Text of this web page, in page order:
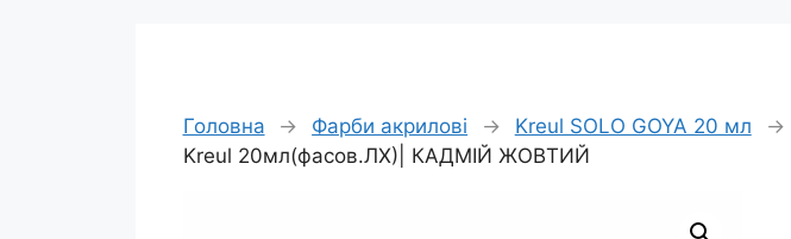
Головна → Фарби акрилові → Kreul SOLO GOYA 20 мл →
Kreul 20мл(фасов.ЛХ)| КАДМІЙ ЖОВТИЙ